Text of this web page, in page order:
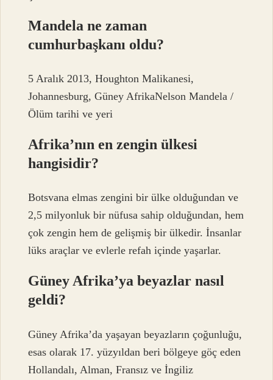
Mandela ne zaman
cumhurbaşkanı oldu?
5 Aralık 2013, Houghton Malikanesi,
Johannesburg, Güney AfrikaNelson Mandela /
Ölüm tarihi ve yeri
Afrika’nın en zengin ülkesi
hangisidir?
Botsvana elmas zengini bir ülke olduğundan ve
2,5 milyonluk bir nüfusa sahip olduğundan, hem
çok zengin hem de gelişmiş bir ülkedir. İnsanlar
lüks araçlar ve evlerle refah içinde yaşarlar.
Güney Afrika’ya beyazlar nasıl
geldi?
Güney Afrika’da yaşayan beyazların çoğunluğu,
esas olarak 17. yüzyıldan beri bölgeye göç eden
Hollandalı, Alman, Fransız ve İngiliz